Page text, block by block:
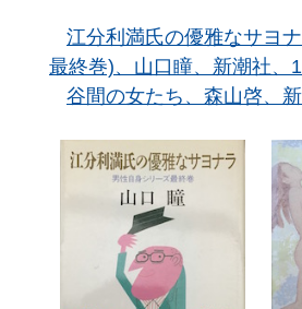
江分利満氏の優雅なサヨ
最終巻)、山口瞳、新潮社、
谷間の女たち、森山啓、